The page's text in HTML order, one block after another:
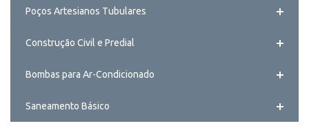
Poços Artesianos Tubulares
Construção Civil e Predial
Bombas para Ar-Condicionado
Saneamento Básico